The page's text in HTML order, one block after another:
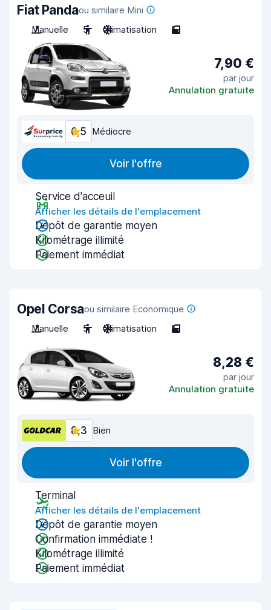
Fiat Pandaou similaire Mini
Manuelle
5 Climatisation 5
7,90 €
par jour
Annulation gratuite
6,5 Médiocre
Voir l'offre
Service d'acceuil
Afficher les détails de l'emplacement
Dépôt de garantie moyen
Kilométrage illimité
Paiement immédiat
Opel Corsaou similaire Economique
Manuelle
5 Climatisation 5
8,28 €
par jour
Annulation gratuite
8,3 Bien
Voir l'offre
Terminal
Afficher les détails de l'emplacement
Dépôt de garantie moyen
Confirmation immédiate !
Kilométrage illimité
Paiement immédiat